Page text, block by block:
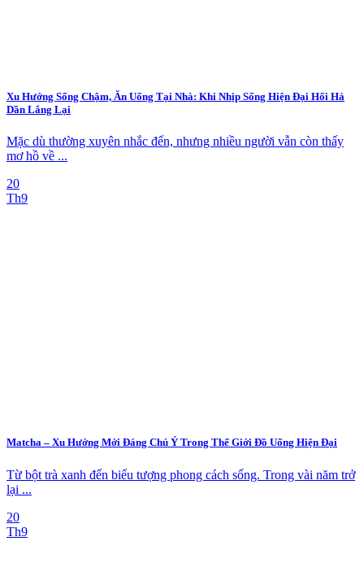
Xu Hướng Sống Chậm, Ăn Uống Tại Nhà: Khi Nhịp Sống Hiện Đại Hối Hả
Dần Lắng Lại
Mặc dù thường xuyên nhắc đến, nhưng nhiều người vẫn còn thấy
mơ hồ về ...
20
Th9
Matcha – Xu Hướng Mới Đáng Chú Ý Trong Thế Giới Đồ Uống Hiện Đại
Từ bột trà xanh đến biểu tượng phong cách sống. Trong vài năm trở
lại ...
20
Th9